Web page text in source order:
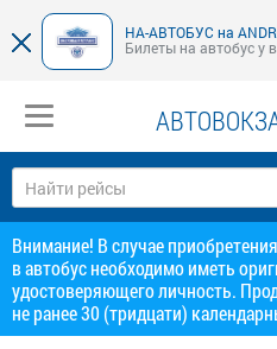
НА-АВТОБУС на
Билеты на автобус у
Внимание! В случае
в автобус необходимо иметь
удостоверяющего личность.
не ранее 30 (тридцати)